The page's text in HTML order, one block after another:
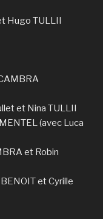
Hugo TULLII
et Nina TULLII
(avec Luca
et Robin
et Cyrille